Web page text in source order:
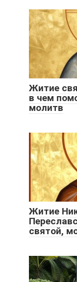
Житие
в чем
молитв
Житие
святой,